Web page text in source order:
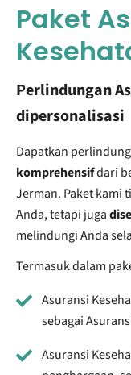
Paket
Perlindungan
dipersonalisasi
Dapatkan
komprehensifdari
Jerman. Paket kami
Anda, tetapi juga
melindungi Anda
Termasuk dalam
Asuransi
sebagai
Asuransi